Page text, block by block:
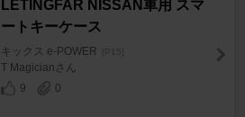
LETINGFAR NISSAN車用 スマ
ートキーケース
キックス e-POWER [P15]
T Magicianさん
9
0